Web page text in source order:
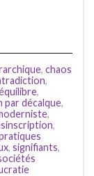
, chaos
,
,
décalque,
,
,
, signifiants,